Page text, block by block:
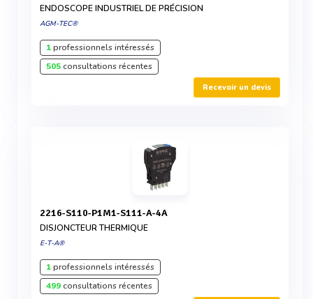
ENDOSCOPE INDUSTRIEL DE PRÉCISION
AGM-TEC®
1professionnels intéressés
505consultations récentes
Recevoir un devis
2216-S110-P1M1-S111-A-4A
DISJONCTEUR THERMIQUE
E-T-A®
1professionnels intéressés
499consultations récentes